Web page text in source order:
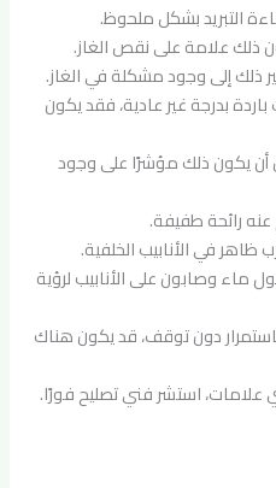
التبريد بشكل ملحوظ.
ذلك علامة على نقص الغاز.
إلى وجود مشكلة في الغاز.
بدرجة غير عادية، فقد يكون
أن يكون ذلك مؤشرًا على وجود
عنه رائحة طفيفة.
في الأنابيب الخلفية.
وصابون على الأنابيب لرؤية
دون توقف، قد يكون هناك
استشر فني تصليح فورًا.